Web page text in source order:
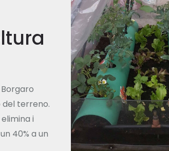
del terreno.
i
40% a un